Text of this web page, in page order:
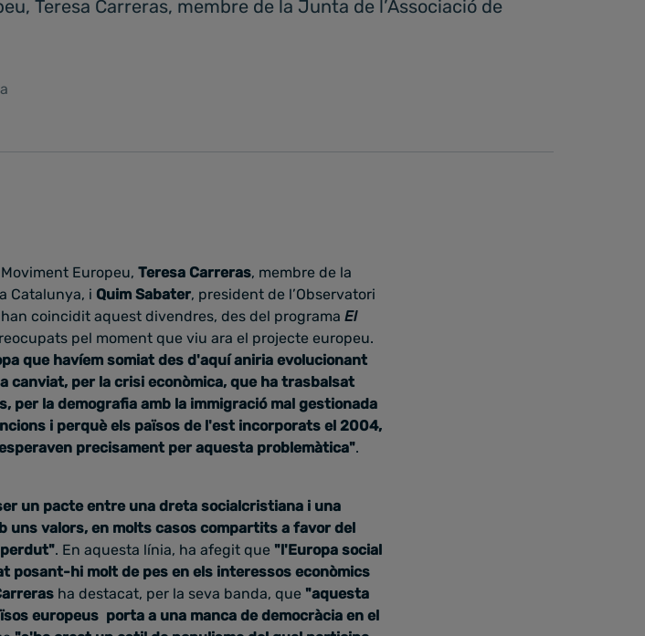
Teresa Carreras, membre de la Junta de l’Associació de
Europeu, Teresa Carreras, membre de la
Catalunya, i Quim Sabater, president de l’Observatori
coincidit aquest divendres, des del programa El
pel moment que viu ara el projecte europeu.
que havíem somiat des d'aquí aniria evolucionant
canviat, per la crisi econòmica, que ha trasbalsat
per la demografia amb la immigració mal gestionada
i perquè els països de l'est incorporats el 2004,
precisament per aquesta problemàtica".
un pacte entre una dreta socialcristiana i una
uns valors, en molts casos compartits a favor del
perdut". En aquesta línia, ha afegit que "l'Europa social
posant-hi molt de pes en els interessos econòmics
ha destacat, per la seva banda, que "aquesta
europeus porta a una manca de democràcia en el